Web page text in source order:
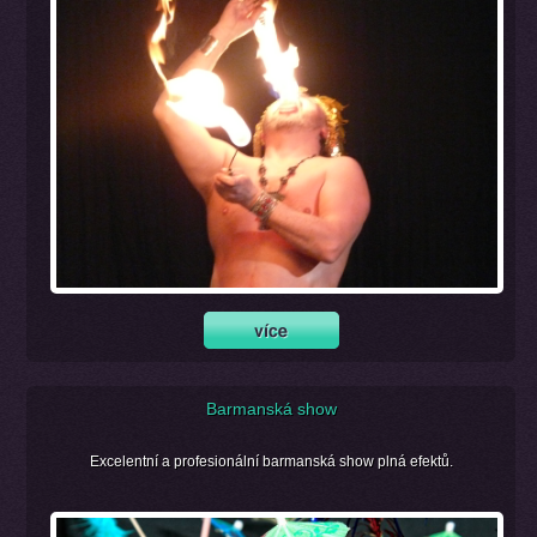
Barmanská show
Excelentní a profesionální barmanská show plná efektů.